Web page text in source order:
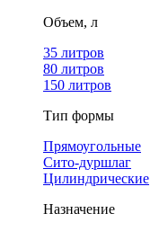
Объем, л
35 литров
80 литров
150 литров
Тип формы
Прямоугольные
Сито-дуршлаг
Цилиндрические
Назначение